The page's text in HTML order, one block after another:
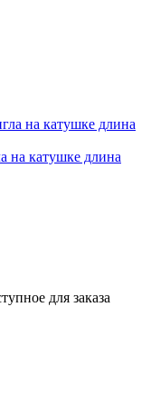
на катушке длина
для заказа